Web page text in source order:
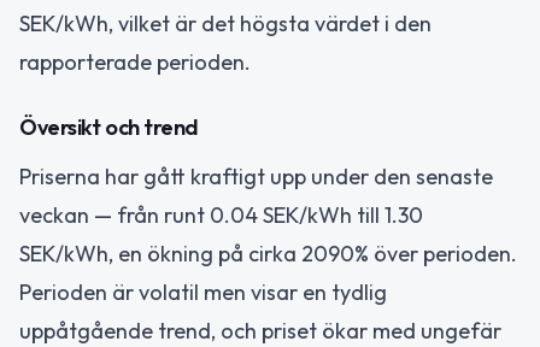
SEK/kWh, vilket är det högsta värdet i den
rapporterade perioden.
Översikt och trend
Priserna har gått kraftigt upp under den senaste
veckan — från runt 0.04 SEK/kWh till 1.30
SEK/kWh, en ökning på cirka 2090% över perioden.
Perioden är volatil men visar en tydlig
uppåtgående trend, och priset ökar med ungefär